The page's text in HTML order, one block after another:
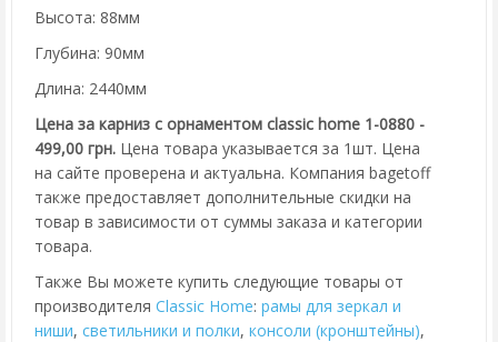
Высота: 88мм
Глубина: 90мм
Длина: 2440мм
Цена за карниз с орнаментом classic home 1-0880 -
499,00 грн. Цена товара указывается за 1шт. Цена
на сайте проверена и актуальна. Компания bagetoff
также предоставляет дополнительные скидки на
товар в зависимости от суммы заказа и категории
товара.
Также Вы можете купить следующие товары от
производителя Classic Home: рамы для зеркал и
ниши, cветильники и полки, консоли (кронштейны),